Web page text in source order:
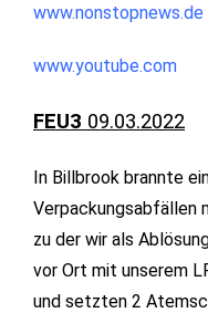
www.nonstopnews.de
www.youtube.com
FEU3 09.03.2022
In Billbrook brannte
Verpackungsabfällen
zu der wir als
vor Ort mit unserem
und setzten 2